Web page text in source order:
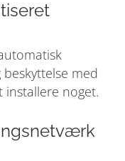
med
installere noget.